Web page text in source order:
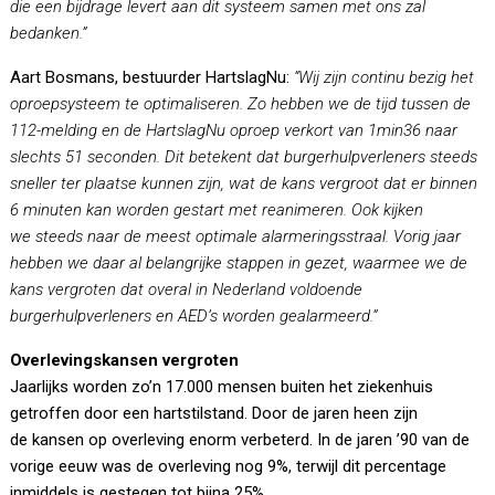
die een bijdrage levert aan dit systeem samen met ons zal
bedanken.”
Aart Bosmans, bestuurder HartslagNu: “Wij zijn continu bezig het
oproepsysteem te optimaliseren. Zo hebben we de tijd tussen de
112-melding en de HartslagNu oproep verkort van 1min36 naar
slechts 51 seconden. Dit betekent dat burgerhulpverleners steeds
sneller ter plaatse kunnen zijn, wat de kans vergroot dat er binnen
6 minuten kan worden gestart met reanimeren. Ook kijken
we steeds naar de meest optimale alarmeringsstraal. Vorig jaar
hebben we daar al belangrijke stappen in gezet, waarmee we de
kans vergroten dat overal in Nederland voldoende
burgerhulpverleners en AED’s worden gealarmeerd.”
Overlevingskansen vergroten
Jaarlijks worden zo’n 17.000 mensen buiten het ziekenhuis
getroffen door een hartstilstand. Door de jaren heen zijn
de kansen op overleving enorm verbeterd. In de jaren ’90 van de
vorige eeuw was de overleving nog 9%, terwijl dit percentage